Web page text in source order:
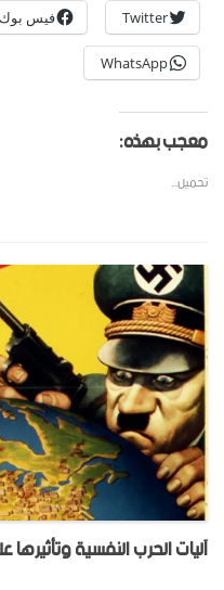
Twitter فيس بوك
WhatsApp
معجب بهذه:
تحميل...
آليات الحرب النفسية